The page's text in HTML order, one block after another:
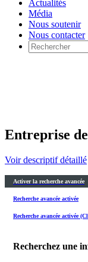
Actualités
Média
Nous soutenir
Nous contacter
Entreprise de
Voir descriptif détaillé
Activer la recherche avancée
Recherche avancée activée
Recherche avancée activée
Recherchez une